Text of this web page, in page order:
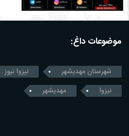
موضوعات داغ:
شهرستان مهدیشهر نیزوا نیوز
نیزوا
مهدیشهر